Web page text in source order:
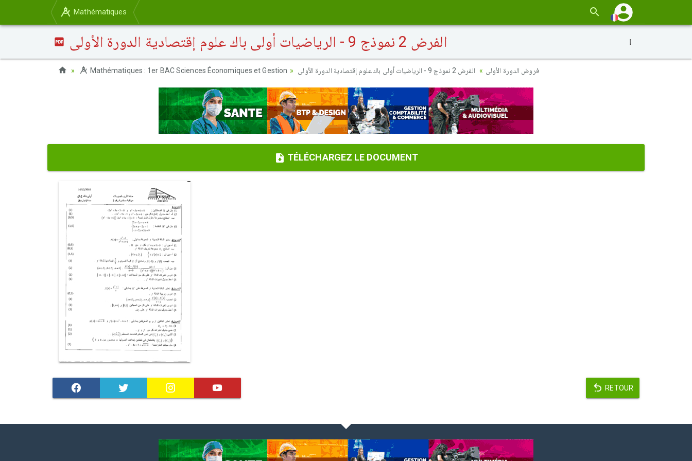
Mathématiques
الفرض 2 نموذج 9 - الرياضيات أولى باك علوم إقتصادية الدورة الأولى
Mathématiques : 1er BAC Sciences Économiques et Gestion فروض الدورة الأولى الفرض 2 نموذج 9 - الرياضيات أولى باك علوم إقتصادية الدورة الأولى
TÉLÉCHARGEZ LE DOCUMENT
RETOUR